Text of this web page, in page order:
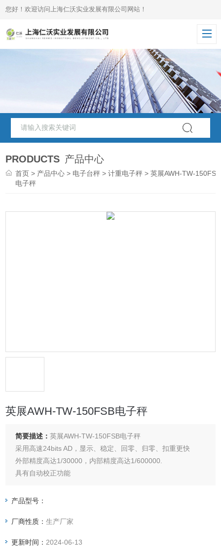
您好！欢迎访问上海仁沃实业发展有限公司网站！
PRODUCTS 产品中心
首页 > 产品中心 > 电子台秤 >计重电子秤 > 英展AWH-TW-150FSB
电子秤
英展AWH-TW-150FSB电子秤
简要描述：英展AWH-TW-150FSB电子秤
采用高速24bits AD，显示、稳定、回零、归零、扣重更快
外部精度高达1/30000，内部精度高达1/600000.
具有自动校正功能
具有数量预设功能，重量预设功能，预扣重功能，重量累计功
具有检校秤之功能（可设定HI、OK、LO）
产品型号：
厂商性质：生产厂家
更新时间： 2024-06-13